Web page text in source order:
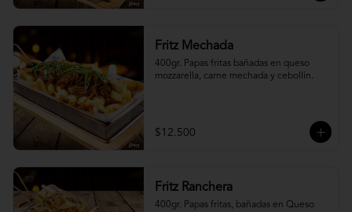
Fritz Mechada
400gr. Papas fritas bañadas en queso
mozzarella, carne mechada y cebollín.
$12.500
Fritz Ranchera
400gr. Papas fritas, bañadas en Queso